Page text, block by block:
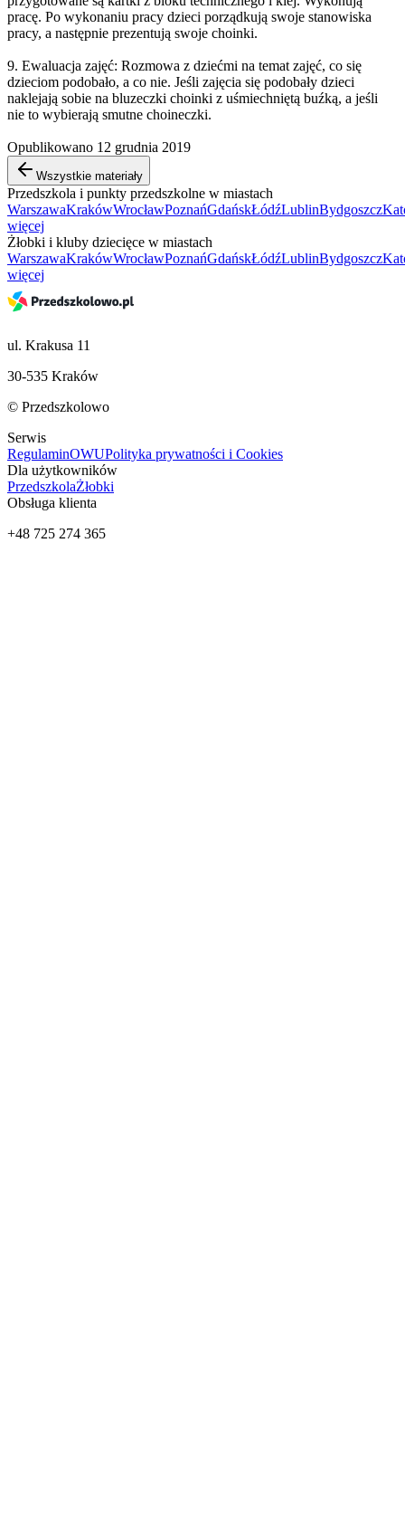
pracę. Po wykonaniu pracy dzieci porządkują swoje stanowiska
pracy, a następnie prezentują swoje choinki.
9. Ewaluacja zajęć: Rozmowa z dziećmi na temat zajęć, co się
dzieciom podobało, a co nie. Jeśli zajęcia się podobały dzieci
naklejają sobie na bluzeczki choinki z uśmiechniętą buźką, a jeśli
nie to wybierają smutne choineczki.
Opublikowano 12 grudnia 2019
Wszystkie materiały
Przedszkola i punkty przedszkolne w miastach
WarszawaKrakówWrocławPoznańGdańskŁódźLublinBydgoszcz
więcej
Żłobki i kluby dziecięce w miastach
WarszawaKrakówWrocławPoznańGdańskŁódźLublinBydgoszcz
więcej
ul. Krakusa 11
30-535 Kraków
© Przedszkolowo
Serwis
RegulaminOWUPolityka prywatności i Cookies
Dla użytkowników
PrzedszkolaŻłobki
Obsługa klienta
+48 725 274 365